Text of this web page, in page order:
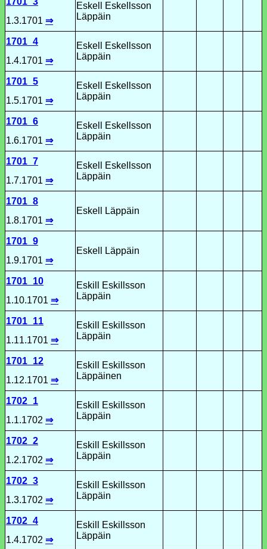
1.3.1701 ⇒
Eskell Eskellsson
Läppäin
1701_4
1.4.1701 ⇒
Eskell Eskellsson
Läppäin
1701_5
1.5.1701 ⇒
Eskell Eskellsson
Läppäin
1701_6
1.6.1701 ⇒
Eskell Eskellsson
Läppäin
1701_7
1.7.1701 ⇒
Eskell Eskellsson
Läppäin
1701_8
1.8.1701 ⇒
Eskell Läppäin
1701_9
1.9.1701 ⇒
Eskell Läppäin
1701_10
1.10.1701 ⇒
Eskill Eskillsson
Läppäin
1701_11
1.11.1701 ⇒
Eskill Eskillsson
Läppäin
1701_12
1.12.1701 ⇒
Eskill Eskillsson
Läppäinen
1702_1
1.1.1702 ⇒
Eskill Eskillsson
Läppäin
1702_2
1.2.1702 ⇒
Eskill Eskillsson
Läppäin
1702_3
1.3.1702 ⇒
Eskill Eskillsson
Läppäin
1702_4
1.4.1702 ⇒
Eskill Eskillsson
Läppäin